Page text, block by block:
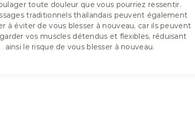
toute douleur que vous pourriez ressentir.
traditionnels thaïlandais peuvent également
à éviter de vous blesser à nouveau, car ils peuvent
vos muscles détendus et flexibles, réduisant
ainsi le risque de vous blesser à nouveau.